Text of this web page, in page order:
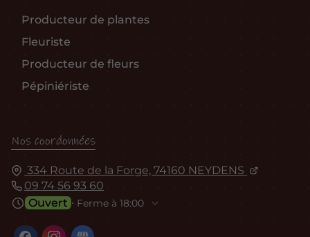
Producteur de plantes
Fleuriste
Producteur de fleurs
Pépiniériste
Nos coordonnées
334 Route de la Forge, 74160 NEYDENS
09 74 56 93 60
Ouvert ⋅ Ferme à 18:00